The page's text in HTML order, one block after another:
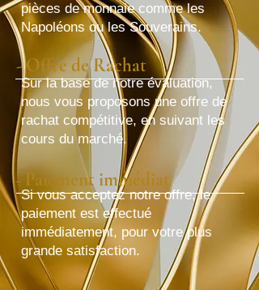
pièces de monnaie comme les
Napoléons ou les Souverains.
Sur la base de notre évaluation,
nous vous proposons une offre de
rachat compétitive, en suivant les
cours du marché.
Si vous acceptez notre offre, le
paiement est effectué
immédiatement, pour votre plus
grande satisfaction.
- Offre de Rachat
- Paiement immédiat